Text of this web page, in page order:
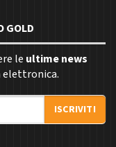
GOLD
le ultime news
elettronica.
ISCRIVITI